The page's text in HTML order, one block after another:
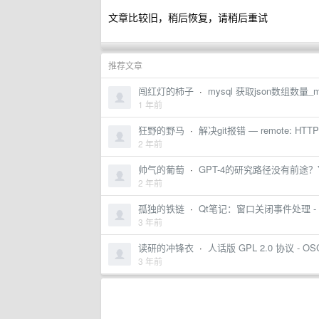
文章比较旧，稍后恢复，请稍后重试
推荐文章
闯红灯的柿子 · mysql 获取json数组数量
1 年前
狂野的野马 · 解决git报错 — remote:
2 年前
帅气的葡萄 · GPT-4的研究路径没有前途
2 年前
孤独的铁链 · Qt笔记：窗口关闭事件处理 -
3 年前
读研的冲锋衣 · 人话版 GPL 2.0 协议 -
3 年前